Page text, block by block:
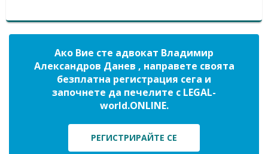
Ако Вие сте адвокат Владимир
Александров Данев , направете своята
безплатна регистрация сега и
започнете да печелите с LEGAL-
world.ONLINE.
РЕГИСТРИРАЙТЕ СЕ